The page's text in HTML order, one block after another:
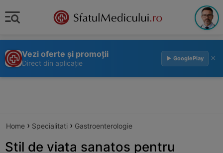
Vezi oferte și promoții
Direct din aplicație
▶ GooglePlay ×
Home › Specialitati › Gastroenterologie
Stil de viata sanatos pentru